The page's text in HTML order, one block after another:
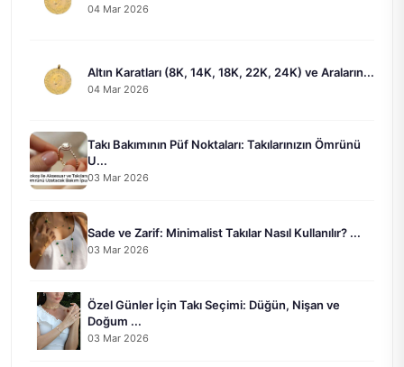
04 Mar 2026
Altın Karatları (8K, 14K, 18K, 22K, 24K) ve Araların...
04 Mar 2026
Takı Bakımının Püf Noktaları: Takılarınızın Ömrünü
U...
03 Mar 2026
Sade ve Zarif: Minimalist Takılar Nasıl Kullanılır? ...
03 Mar 2026
Özel Günler İçin Takı Seçimi: Düğün, Nişan ve
Doğum ...
03 Mar 2026